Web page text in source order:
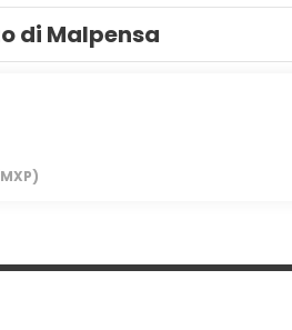
di Malpensa